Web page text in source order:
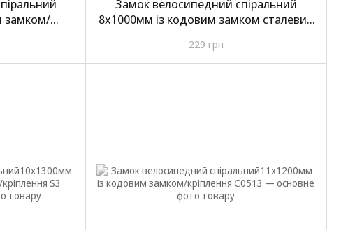
замком/
Замок велосипедний спіральний
8х1000мм із кодовим замком сталевий
229 грн